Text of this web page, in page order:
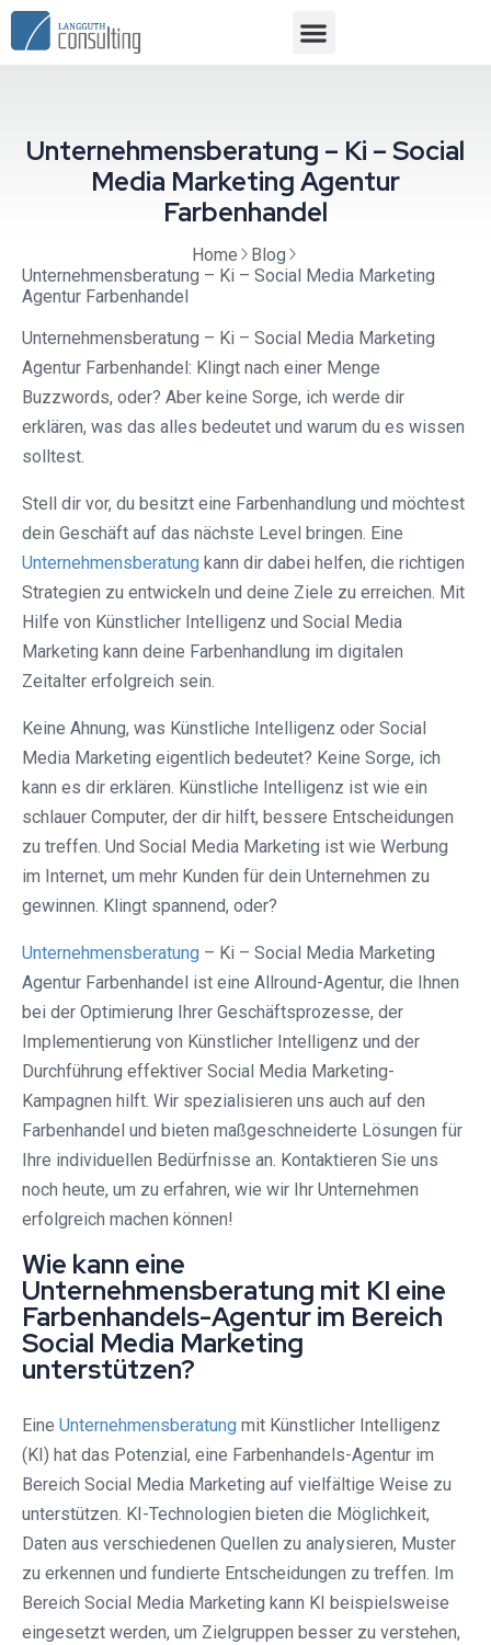
Unternehmensberatung – Ki – Social
Media Marketing Agentur
Farbenhandel
Home
Blog
Unternehmensberatung – Ki – Social Media Marketing
Agentur Farbenhandel
Unternehmensberatung – Ki – Social Media Marketing
Agentur Farbenhandel: Klingt nach einer Menge
Buzzwords, oder? Aber keine Sorge, ich werde dir
erklären, was das alles bedeutet und warum du es wissen
solltest.
Stell dir vor, du besitzt eine Farbenhandlung und möchtest
dein Geschäft auf das nächste Level bringen. Eine
Unternehmensberatung kann dir dabei helfen, die richtigen
Strategien zu entwickeln und deine Ziele zu erreichen. Mit
Hilfe von Künstlicher Intelligenz und Social Media
Marketing kann deine Farbenhandlung im digitalen
Zeitalter erfolgreich sein.
Keine Ahnung, was Künstliche Intelligenz oder Social
Media Marketing eigentlich bedeutet? Keine Sorge, ich
kann es dir erklären. Künstliche Intelligenz ist wie ein
schlauer Computer, der dir hilft, bessere Entscheidungen
zu treffen. Und Social Media Marketing ist wie Werbung
im Internet, um mehr Kunden für dein Unternehmen zu
gewinnen. Klingt spannend, oder?
Unternehmensberatung – Ki – Social Media Marketing
Agentur Farbenhandel ist eine Allround-Agentur, die Ihnen
bei der Optimierung Ihrer Geschäftsprozesse, der
Implementierung von Künstlicher Intelligenz und der
Durchführung effektiver Social Media Marketing-
Kampagnen hilft. Wir spezialisieren uns auch auf den
Farbenhandel und bieten maßgeschneiderte Lösungen für
Ihre individuellen Bedürfnisse an. Kontaktieren Sie uns
noch heute, um zu erfahren, wie wir Ihr Unternehmen
erfolgreich machen können!
Wie kann eine
Unternehmensberatung mit KI eine
Farbenhandels-Agentur im Bereich
Social Media Marketing
unterstützen?
Eine Unternehmensberatung mit Künstlicher Intelligenz
(KI) hat das Potenzial, eine Farbenhandels-Agentur im
Bereich Social Media Marketing auf vielfältige Weise zu
unterstützen. KI-Technologien bieten die Möglichkeit,
Daten aus verschiedenen Quellen zu analysieren, Muster
zu erkennen und fundierte Entscheidungen zu treffen. Im
Bereich Social Media Marketing kann KI beispielsweise
eingesetzt werden, um Zielgruppen besser zu verstehen,